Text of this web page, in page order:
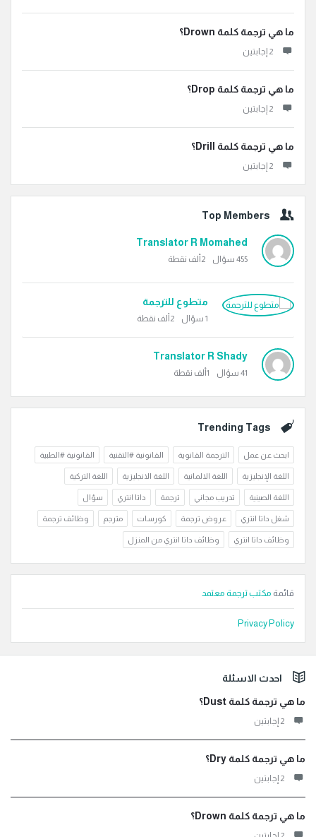
ما هي ترجمة كلمة Drown؟
‫2 إجابتين
ما هي ترجمة كلمة Drop؟
‫2 إجابتين
ما هي ترجمة كلمة Drill؟
‫2 إجابتين
Top Members
Translator R Momahed
455 سؤال 2ألف نقطة
متطوع للترجمة
1 سؤال 2ألف نقطة
Translator R Shady
41 سؤال 1ألف نقطة
Trending Tags
ابحث عن عمل الترجمة القانوية القانونية #التقنية القانونية #الطبية
اللغة الإنجليزية اللغة الالمانية اللغة الانجليزية اللغة التركية
اللغة الصينية تدريب مجاني ترجمة داتا انتري سؤال
شغل داتا انتري عروض ترجمة كورسات مترجم وظائف ترجمة
وظائف داتا انتري وظائف داتا انتري من المنزل
قائمة مكتب ترجمة معتمد
Privacy Policy
الفوتراحدث الاسئلة
ما هي ترجمة كلمة Dust؟
‫2 إجابتين
ما هي ترجمة كلمة Dry؟
‫2 إجابتين
ما هي ترجمة كلمة Drown؟